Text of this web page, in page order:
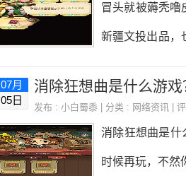
冒头就被薅秃噜
新疆文投出品，
那提现（1钻=1
07月
05日
消除狂想曲是什么游
发布 : 小白蜀黍 | 分类 : 网络资讯 |
消除狂想曲是什
时候再玩，不然